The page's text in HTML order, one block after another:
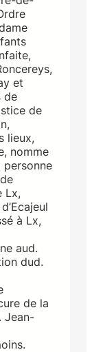
et
de
de
lieux,
nomme
personne
Lx,
à Lx,
aud.
dud.
de la
Jean-